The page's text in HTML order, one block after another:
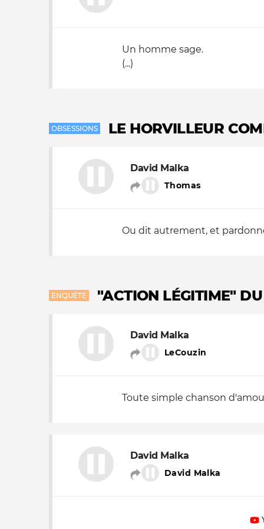
Un homme sage.
(...)
OBSESSIONS LE HORVILLEUR
David Malka
Thomas
Ou dit autrement, et
ENQUÊTE "ACTION LÉGITIME"
David Malka
LeCouzin
Toute simple chanson
David Malka
David Malka